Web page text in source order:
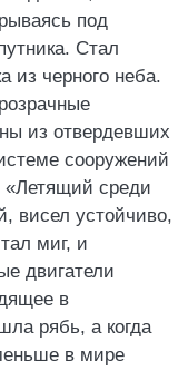
под
Стал
из черного неба.
из отвердевших
сооружений
«Летящий среди
висел устойчиво,
миг, и
двигатели
в
рябь, а когда
в мире